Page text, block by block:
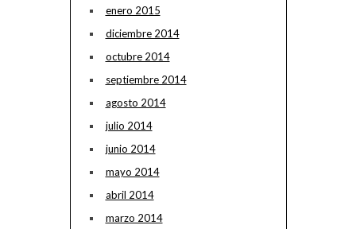
enero 2015
diciembre 2014
octubre 2014
septiembre 2014
agosto 2014
julio 2014
junio 2014
mayo 2014
abril 2014
marzo 2014